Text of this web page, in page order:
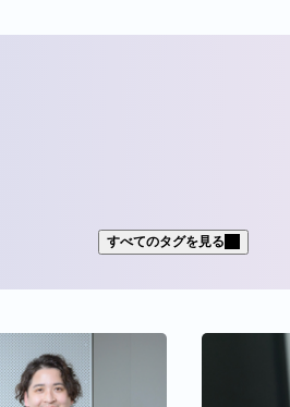
パーソルクロステクノロジー パーソルワ
海外拠点／グループ会社
すべてのタグを見る